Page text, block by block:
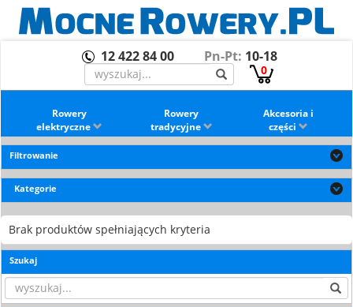
12 422 84 00 Pn-Pt: 10-18
0
Rowery
elektryczne
Rowery
tradycyjne
Akcesoria i
części
Filtrowanie
Kategorie
Brak produktów spełniających kryteria
Szukaj